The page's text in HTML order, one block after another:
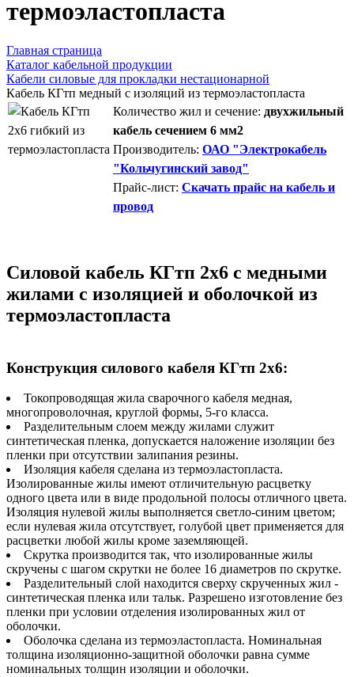
термоэластопласта
Главная страница
Каталог кабельной продукции
Кабели силовые для прокладки нестационарной
Кабель КГтп медный с изоляций из термоэластопласта
Количество жил и сечение: двухжильный
кабель сечением 6 мм2
Производитель: ОАО "Электрокабель
"Кольчугинский завод"
Прайс-лист: Скачать прайс на кабель и
провод
Силовой кабель КГтп 2х6 с медными
жилами с изоляцией и оболочкой из
термоэластопласта
Конструкция силового кабеля КГтп 2х6:
Токопроводящая жила сварочного кабеля медная,
многопроволочная, круглой формы, 5-го класса.
Разделительным слоем между жилами служит
синтетическая пленка, допускается наложение изоляции без
пленки при отсутствии залипания резины.
Изоляция кабеля сделана из термоэластопласта.
Изолированные жилы имеют отличительную расцветку
одного цвета или в виде продольной полосы отличного цвета.
Изоляция нулевой жилы выполняется светло-синим цветом;
если нулевая жила отсутствует, голубой цвет применяется для
расцветки любой жилы кроме заземляющей.
Скрутка производится так, что изолированные жилы
скручены с шагом скрутки не более 16 диаметров по скрутке.
Разделительный слой находится сверху скрученных жил -
синтетическая пленка или тальк. Разрешено изготовление без
пленки при условии отделения изолированных жил от
оболочки.
Оболочка сделана из термоэластопласта. Номинальная
толщина изоляционно-защитной оболочки равна сумме
номинальных толщин изоляции и оболочки.